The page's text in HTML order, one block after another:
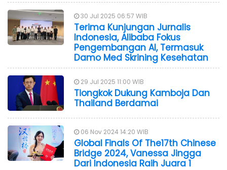
30 Jul 2025 06:57 WIB
Terima Kunjungan Jurnalis
Indonesia, Alibaba Fokus
Pengembangan AI, Termasuk
Damo Med Skrining Kesehatan
29 Jul 2025 11:00 WIB
Tiongkok Dukung Kamboja Dan
Thailand Berdamai
06 Nov 2024 14:20 WIB
Global Finals Of The17th Chinese
Bridge 2024, Vanessa Jingga
Dari Indonesia Raih Juara 1